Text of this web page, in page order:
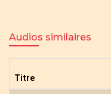
Audios similaires
Titre